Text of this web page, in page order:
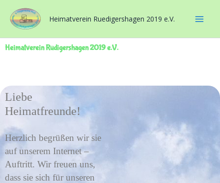
Inhalt
springen
Heimatverein Ruedigershagen 2019 e.V.
Heimatverein Rüdigershagen 2019 e.V.
Liebe
Heimatfreunde!
Herzlich begrüßen wir sie
auf unserem Internet –
Auftritt. Wir freuen uns,
dass sie sich für unseren